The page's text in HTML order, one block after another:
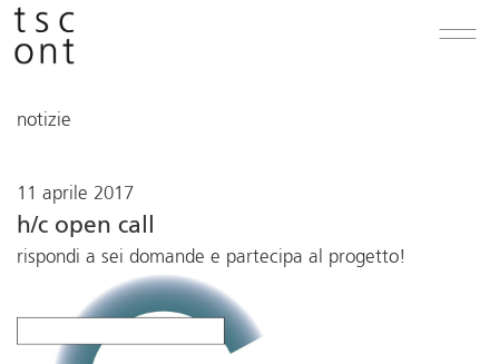
notizie
11 aprile 2017
h/c open call
rispondi a sei domande e partecipa al progetto!